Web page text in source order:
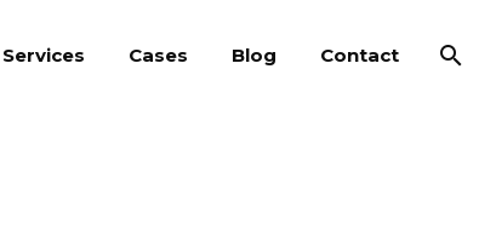
Services Cases Blog Contact